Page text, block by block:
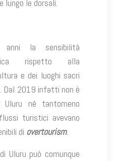
lungo le dorsali.
la sensibilità
rispetto alla
e dei luoghi sacri
Dal 2019 infatti non è
Uluru né tantomeno
turistici avevano
di overtourism.
Uluru può comunque